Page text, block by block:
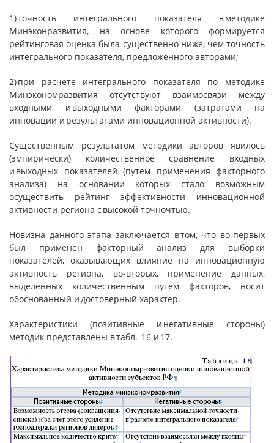
1) точность интегрального показателя в методике
Минэконразвития, на основе которого формируется
рейтинговая оценка была существенно ниже, чем точность
интегрального показателя, предложенного авторами;
2) при расчете интегрального показателя по методике
Минэкономразвития отсутствуют взаимосвязи между
входными и выходными факторами (затратами на
инновации и результатами инновационной активности).
Cущественным результатом методики авторов явилось
(эмпирически) количественное сравнение входных
и выходных показателей (путем применения факторного
анализа) на основании которых стало возможным
осуществить рейтинг эффективности инновационной
активности региона с высокой точночтью.
Новизна данного этапа заключается в том, что во-первых
был применен факторный анализ для выборки
показателей, оказывающих влияние на инновационную
активность региона, во-вторых, применение данных,
выделенных количественным путем факторов, носит
обоснованный и достоверный характер.
Характеристики (позитивные и негативные стороны)
методик представлены в табл. 16 и 17.